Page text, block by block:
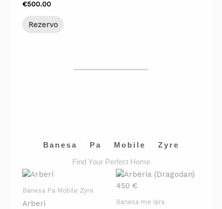
€500.00
Rezervo
Banesa Pa Mobile Zyre
Find Your Perfect Home
Banesa Pa Mobile Zyre
Arberi Banesa me qira